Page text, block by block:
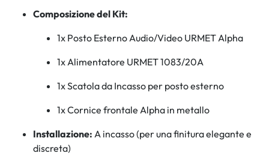
Composizione del Kit:
1x Posto Esterno Audio/Video URMET Alpha
1x Alimentatore URMET 1083/20A
1x Scatola da Incasso per posto esterno
1x Cornice frontale Alpha in metallo
Installazione: A incasso (per una finitura elegante e
discreta)